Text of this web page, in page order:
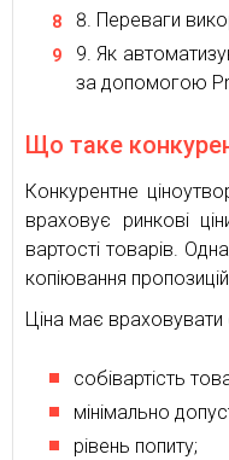
Переваги
Як
за допомогою
Що таке
Конкурентне
враховує ринкові
вартості товарів.
копіювання
Ціна має враховувати
собівартість
мінімально
рівень попиту;